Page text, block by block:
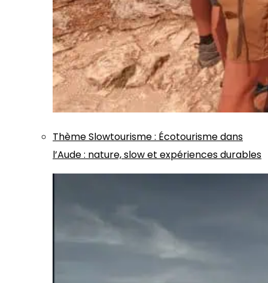
ThèmeSlowtourisme: Écotourisme dans
l’Aude : nature, slow et expériences durables